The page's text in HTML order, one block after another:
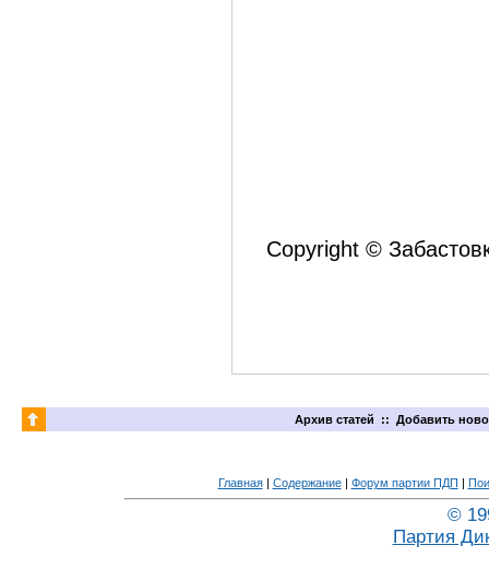
Copyright ©
Архив статей :: Добавить
Главная| Содержание| Форум партии ПДП |
©
Партия